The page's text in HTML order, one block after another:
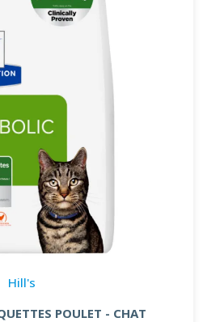
Hill's
POULET - CHAT